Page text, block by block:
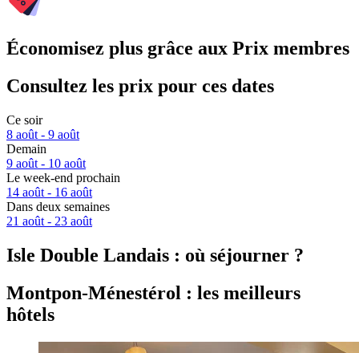
Économisez plus grâce aux Prix membres
Consultez les prix pour ces dates
Ce soir
8 août - 9 août
Demain
9 août - 10 août
Le week-end prochain
14 août - 16 août
Dans deux semaines
21 août - 23 août
Isle Double Landais : où séjourner ?
Montpon-Ménestérol : les meilleurs
hôtels